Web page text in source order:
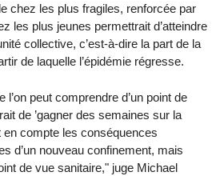
chez les plus fragiles, renforcée par
les plus jeunes permettrait d’atteindre
collective, c’est-à-dire la part de la
de laquelle l’épidémie régresse.
l’on peut comprendre d’un point de
de ’gagner des semaines sur la
en compte les conséquences
d’un nouveau confinement, mais
de vue sanitaire," juge Michael